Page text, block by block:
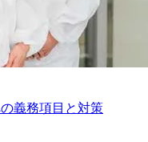
義務項目と対策